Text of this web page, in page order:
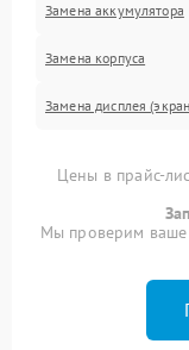
Замена аккумулятора
Замена корпуса
Замена дисплея
Цены в прайс-
Мы проверим ваше